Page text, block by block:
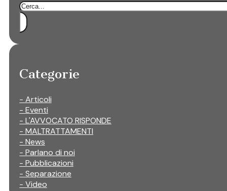
Cerca
Categorie
- Articoli
- Eventi
- L'AVVOCATO RISPONDE
- MALTRATTAMENTI
- News
- Parlano di noi
- Pubblicazioni
- Separazione
- Video